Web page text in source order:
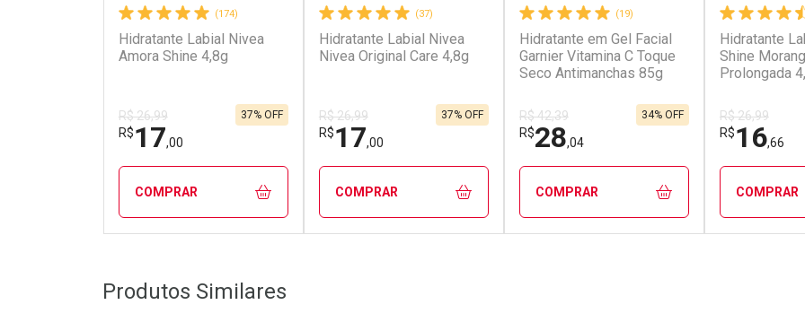
(174)
Hidratante Labial Nivea
Amora Shine 4,8g
R$ 26,99
R$17,00
37% OFF
COMPRAR
Laboratório
Por Menos
(37)
Hidratante Labial Nivea
Nivea Original Care 4,8g
R$ 26,99
R$17,00
37% OFF
COMPRAR
(19)
Hidratante em Gel Facial
Garnier Vitamina C Toque
Seco Antimanchas 85g
R$ 42,39
R$28,04
34% OFF
COMPRAR
Hidratante
Shine
Prolongada
R$ 26,99
R$16,66
COMPRAR
Produtos Similares